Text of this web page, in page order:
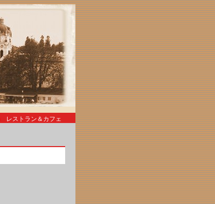
レストラン＆カフェ